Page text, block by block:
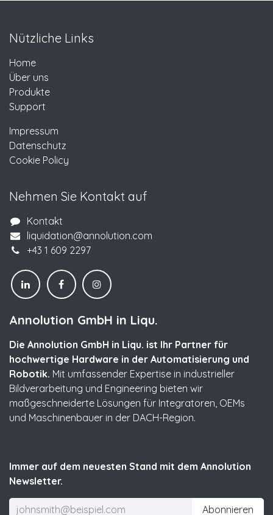
Nützliche Links
Home
Über uns
Produkte
Support
Impressum
Datenschutz
Cookie Policy
Nehmen Sie Kontakt auf
Kontakt
liquidation@annolution.com
+43 1 609 2297
Annolution GmbH in Liqu.
Die Annolution GmbH in Liqu. ist Ihr Partner für
hochwertige Hardware in der Automatisierung und
Robotik. Mit umfassender Expertise in industrieller
Bildverarbeitung und Engineering bieten wir
maßgeschneiderte Lösungen für Integratoren, OEMs
und Maschinenbauer in der DACH-Region.
Immer auf dem neuesten Stand mit dem Annolution
Newsletter.
Abonnieren